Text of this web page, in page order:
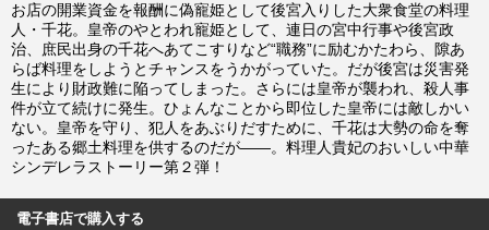
お店の開業資金を報酬に偽寵姫として後宮入りした大衆食堂の料理
人・千花。皇帝のやとわれ寵姫として、連日の宮中行事や後宮政
治、庶民出身の千花へあてこすりなど“職務”に励むかたわら、隙あ
らば料理をしようとチャンスをうかがっていた。だが後宮は災害発
生により財政難に陥ってしまった。さらには皇帝が襲われ、殺人事
件が立て続けに発生。ひょんなことから即位した皇帝には敵しかい
ない。皇帝を守り、犯人をあぶりだすために、千花は大勢の命を奪
ったある郷土料理を供するのだが――。料理人貴妃のおいしい中華
シンデレラストーリー第２弾！
電子書店で購入する